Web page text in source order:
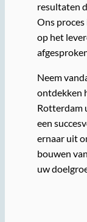
resultaten
Ons
op het
Neem
ontdekken
Rotterdam
een
ernaar uit
bouwen
uw